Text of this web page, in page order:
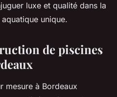
luxe et qualité dans la
unique.
de piscines
mesure à Bordeaux